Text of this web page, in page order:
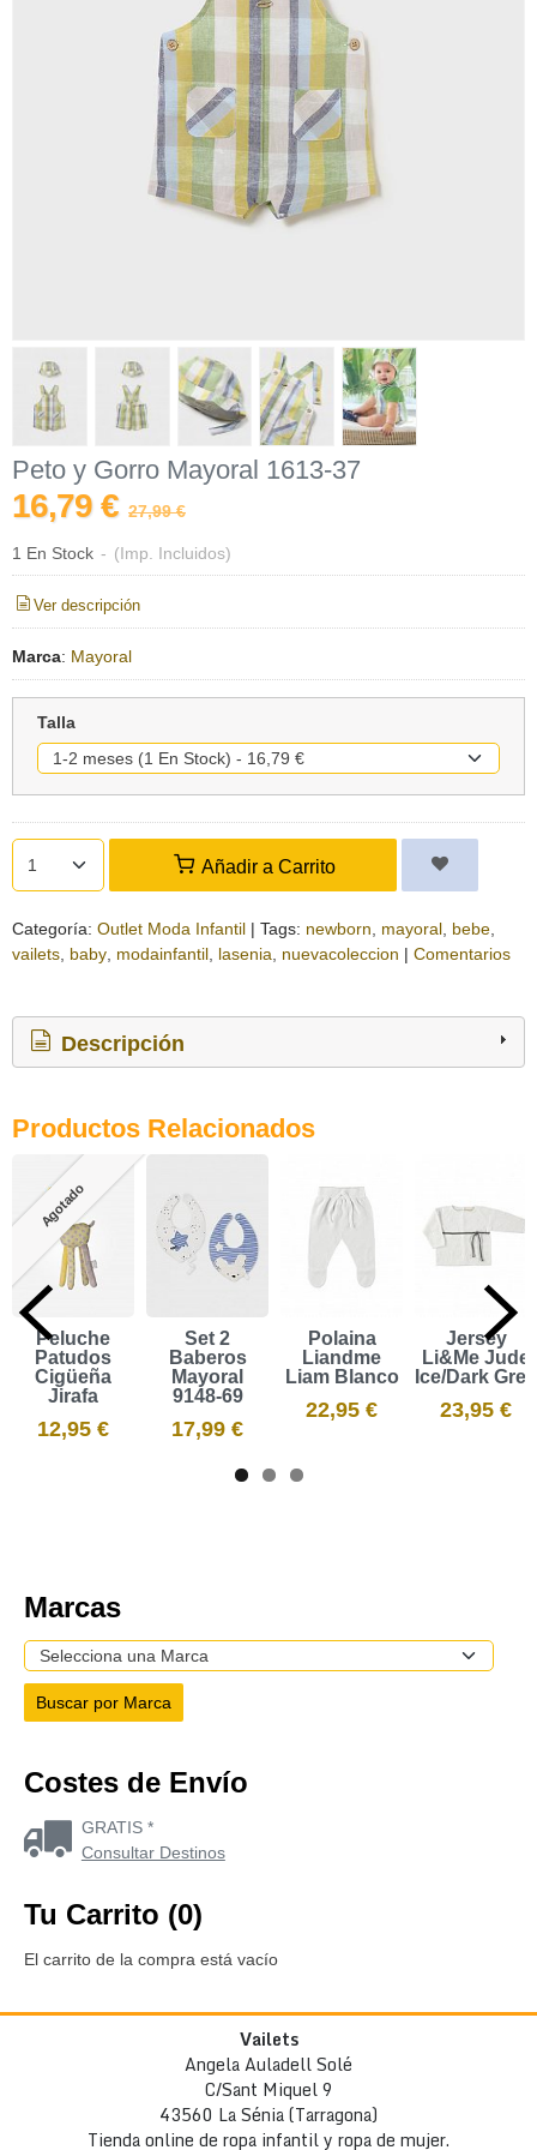
Peto y Gorro Mayoral 1613-37
16,79 € 27,99 €
1 En Stock - (Imp. Incluidos)
Ver descripción
Marca: Mayoral
Talla
Añadir a Carrito
Categoría: Outlet Moda Infantil | Tags: newborn mayoral bebe
vailets baby modainfantil lasenia nuevacoleccion | Comentarios
Descripción
Productos Relacionados
Agotado
Peluche
Patudos
Cigüeña
Jirafa
12,95 €
Set 2
Baberos
Mayoral
9148-69
17,99 €
Polaina
Liandme
Liam Blanco
22,95 €
Jersey
Li&Me Jude
Ice/Dark Grey
23,95 €
Marcas
Costes de Envío
GRATIS *
Consultar Destinos
Tu Carrito (0)
El carrito de la compra está vacío
Vailets
Angela Auladell Solé
C/Sant Miquel 9
43560 La Sénia (Tarragona)
Tienda online de ropa infantil y ropa de mujer.